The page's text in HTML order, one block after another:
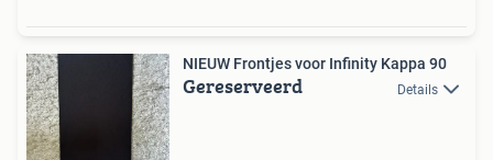
NIEUW Frontjes voor Infinity Kappa 90
Gereserveerd Details